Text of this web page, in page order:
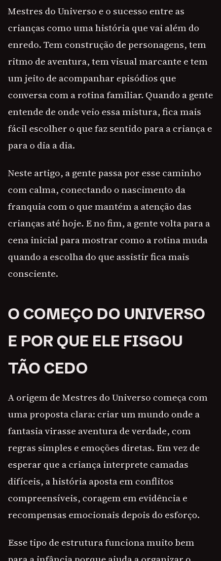
Mestres do Universo e o sucesso entre as
crianças como uma história que vai além do
enredo. Tem construção de personagens, tem
ritmo de aventura, tem visual marcante e tem
um jeito de acompanhar episódios que
conversa com a rotina familiar. Quando a gente
entende de onde veio essa mistura, fica mais
fácil escolher o que faz sentido para a criança e
para o dia a dia.
Neste artigo, a gente passa por esse caminho
com calma, conectando o nascimento da
franquia com o que mantém a atenção das
crianças até hoje. E no fim, a gente volta para a
cena inicial para mostrar como a rotina muda
quando a escolha do que assistir fica mais
consciente.
O COMEÇO DO UNIVERSO
E POR QUE ELE FISGOU
TÃO CEDO
A origem de Mestres do Universo começa com
uma proposta clara: criar um mundo onde a
fantasia virasse aventura de verdade, com
regras simples e emoções diretas. Em vez de
esperar que a criança interprete camadas
difíceis, a história aposta em conflitos
compreensíveis, coragem em evidência e
recompensas emocionais depois do esforço.
Esse tipo de estrutura funciona muito bem